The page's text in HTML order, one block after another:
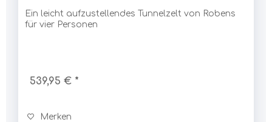
Ein leicht aufzustellendes Tunnelzelt von Robens
für vier Personen
539,95 € *
Merken